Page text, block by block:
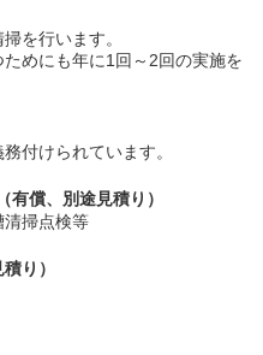
を行います。
めにも年に1回～2回の実施を
付けられています。
有償、別途見積り）
清掃点検等
り）